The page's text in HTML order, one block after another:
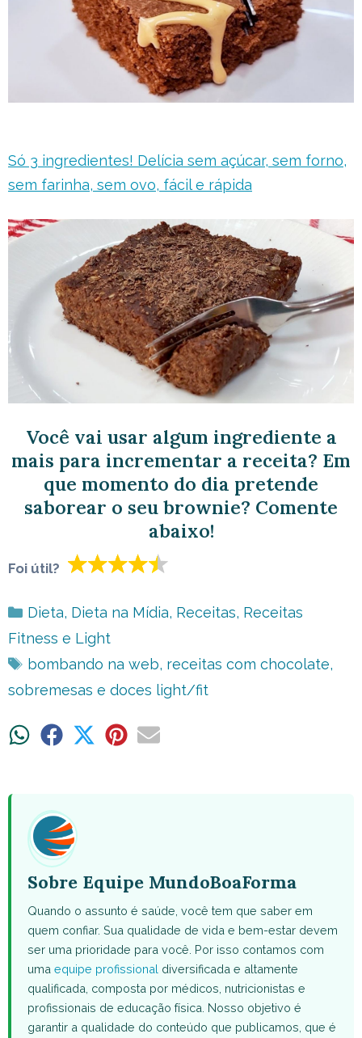
Só 3 ingredientes! Delícia sem açúcar, sem forno,
sem farinha, sem ovo, fácil e rápida
Você vai usar algum ingrediente a
mais para incrementar a receita? Em
que momento do dia pretende
saborear o seu brownie? Comente
abaixo!
Foi útil?
Categorias
Dieta, Dieta na Mídia, Receitas, Receitas
Fitness e Light
Tags
bombando na web, receitas com chocolate,
sobremesas e doces light/fit
ShareShare ShareShareShare
Sobre Equipe MundoBoaForma
Quando o assunto é saúde, você tem que saber em
quem confiar. Sua qualidade de vida e bem-estar devem
ser uma prioridade para você. Por isso contamos com
uma equipe profissional diversificada e altamente
qualificada, composta por médicos, nutricionistas e
profissionais de educação física. Nosso objetivo é
garantir a qualidade do conteúdo que publicamos, que é